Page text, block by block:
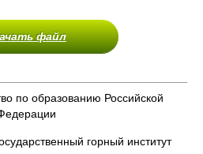
файл
по образованию Российской
горный институт